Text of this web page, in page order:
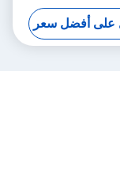
مع عجلات
أفضل سعر